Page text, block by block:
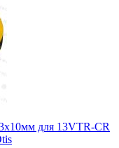
для 13VTR-CR